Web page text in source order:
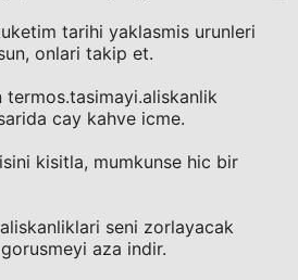
tarihi yaklasmis urunleri
onlari takip et.
termos.tasimayi.aliskanlik
cay kahve icme.
kisitla, mumkunse hic bir
seni zorlayacak
aza indir.